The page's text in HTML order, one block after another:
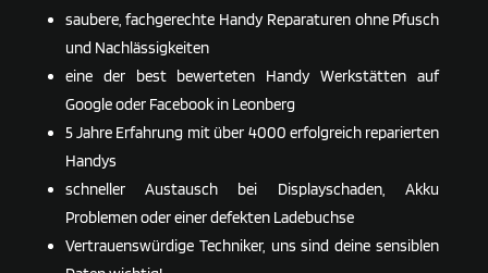
saubere, fachgerechte Handy Reparaturen ohne Pfusch
und Nachlässigkeiten
eine der best bewerteten Handy Werkstätten auf
Google oder Facebook in Leon­berg
5 Jahre Erfahrung mit über 4000 erfolgreich reparierten
Handys
schneller Austausch bei Displayschaden, Akku
Problemen oder einer defekten Ladebuchse
Vertrauenswürdige Techniker, uns sind deine sensiblen